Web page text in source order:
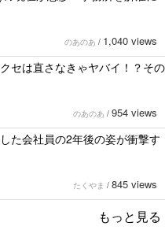
のあのあ / 1,040 views
セは直さなきゃヤバイ！？その
のあのあ / 954 views
た会社員の2年後の姿が衝撃す
たくやま / 845 views
もっと見る